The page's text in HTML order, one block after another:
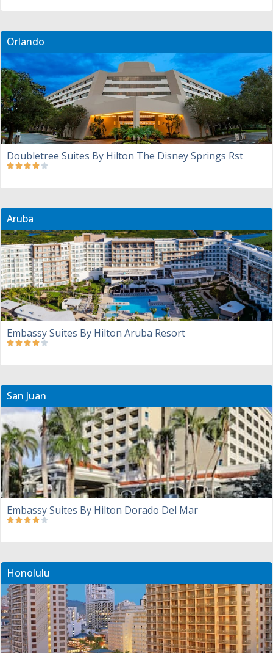
Orlando
Doubletree Suites By Hilton The Disney Springs Rst
Aruba
Embassy Suites By Hilton Aruba Resort
San Juan
Embassy Suites By Hilton Dorado Del Mar
Honolulu